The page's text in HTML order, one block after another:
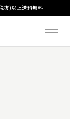
抜)以上送料無料